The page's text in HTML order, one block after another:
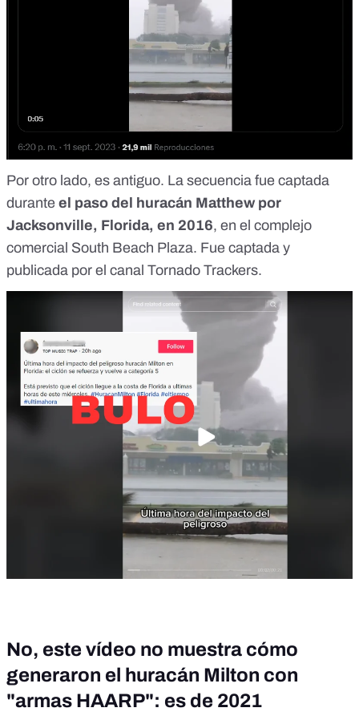
Por otro lado, es antiguo. La secuencia fue captada
durante el paso del huracán Matthew por
Jacksonville, Florida, en 2016, en el complejo
comercial South Beach Plaza. Fue captada y
publicada por el canal Tornado Trackers.
No, este vídeo no muestra cómo
generaron el huracán Milton con
"armas HAARP": es de 2021